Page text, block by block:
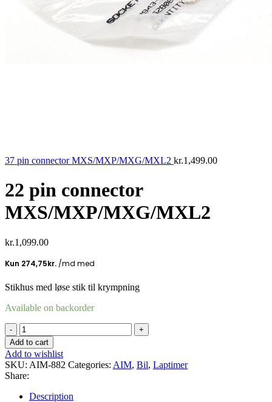
37 pin connector MXS/MXP/MXG/MXL2 kr.1,499.00
22 pin connector
MXS/MXP/MXG/MXL2
kr.1,099.00
Stikhus med løse stik til krympning
Available on backorder
22
pin
connector
MXS/MXP/MXG/MXL2
quantity
Add to cart
Add to wishlist
SKU: AIM-882 Categories: AIM, Bil, Laptimer
Share:
Description